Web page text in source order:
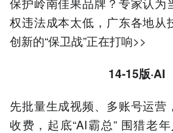
权违法成本太低，广东各地从
创新的“保卫战”正在打响>>
14-15版·AI
先批量生成视频、多账号运营
收费，起底“AI霸总” 围猎老